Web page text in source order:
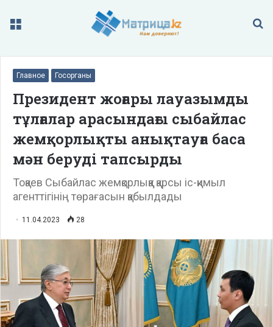
Меню
Главное Госорганы
Президент жоғары лауазымды
тұлғалар арасындағы сыбайлас
жемқорлықты анықтауға баса
мән беруді тапсырды
Тоқаев Сыбайлас жемқорлыққа қарсы іс-қимыл
агенттігінің төрағасын қабылдады
11.04.2023 28